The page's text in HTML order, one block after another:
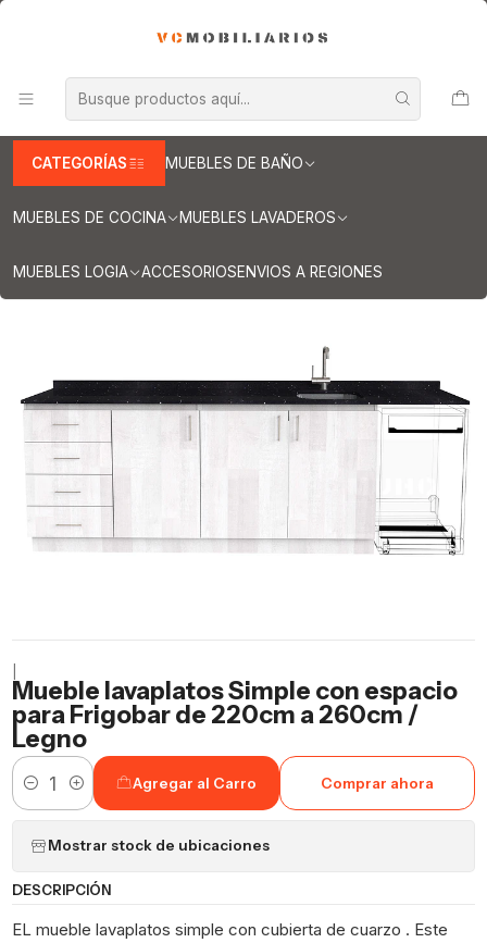
CATEGORÍAS MUEBLES DE BAÑO
MUEBLES DE COCINA MUEBLES LAVADEROS
MUEBLES LOGIA ACCESORIOSENVIOS A REGIONES
Muebles Integrales ( lavaplatos / encimera / lavavajilla )
Muebles integrales con cubierta de Cuarzo y Granito
Muebles integrales de 220 cm
Mueble lavaplatos Simple con espacio para Frigobar de 220cm a
Mueble lavaplatos Simple con espacio
para Frigobar de 220cm a 260cm /
Legno
Cantidad
Agregar al Carro Comprar ahora
Mostrar stock de ubicaciones
DESCRIPCIÓN
EL mueble lavaplatos simple con cubierta de cuarzo . Este